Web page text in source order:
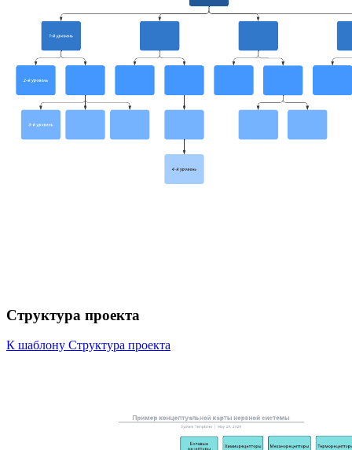
Структура проекта
К шаблону Структура проекта